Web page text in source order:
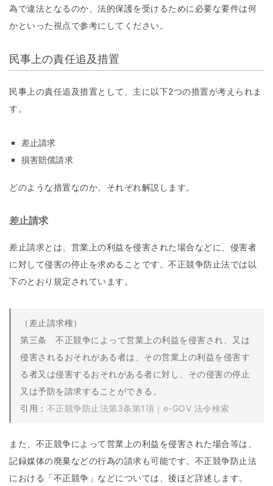
為で違法となるのか、法的保護を受けるために必要な要件は何
かといった視点で参考にしてください。
民事上の責任追及措置
民事上の責任追及措置として、主に以下2つの措置が考えられま
す。
差止請求
損害賠償請求
どのような措置なのか、それぞれ解説します。
差止請求
差止請求とは、営業上の利益を侵害された場合などに、侵害者
に対して侵害の停止を求めることです。不正競争防止法では以
下のとおり規定されています。
（差止請求権）
第三条 不正競争によって営業上の利益を侵害され、又は
侵害されるおそれがある者は、その営業上の利益を侵害す
る者又は侵害するおそれがある者に対し、その侵害の停止
又は予防を請求することができる。
引用： 不正競争防止法第3条第1項｜e-GOV 法令検索
また、不正競争によって営業上の利益を侵害された場合等は、
記録媒体の廃棄などの行為の請求も可能です。不正競争防止法
における「不正競争」などについては、後ほど詳述します。